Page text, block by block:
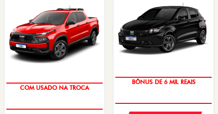
OPORTUNIDADE
TAXA ZERO